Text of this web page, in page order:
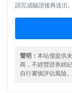
請完成驗證後再送出。
聲明： 本站僅提供
商，不經營證券經
自行審慎評估風險。